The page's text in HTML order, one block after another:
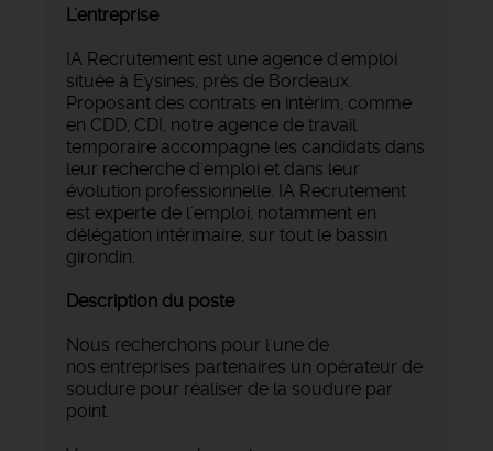
L'entreprise
IA Recrutement est une agence d'emploi
située à Eysines, près de Bordeaux.
Proposant des contrats en intérim, comme
en CDD, CDI, notre agence de travail
temporaire accompagne les candidats dans
leur recherche d'emploi et dans leur
évolution professionnelle. IA Recrutement
est experte de l'emploi, notamment en
délégation intérimaire, sur tout le bassin
girondin.
Description du poste
Nous recherchons pour l'une de
nos entreprises partenaires un opérateur de
soudure pour réaliser de la soudure par
point.